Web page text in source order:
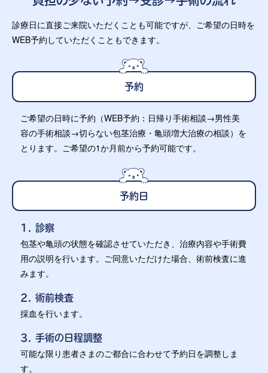
診療日に直接ご来院いただくことも可能ですが、ご希望の日時を
WEB予約していただくこともできます。
予約
ご希望の日時に予約（WEB予約：日帰り手術相談→男性美
容の手術相談→切らない包茎治療・亀頭増大治療の相談）を
とります。ご希望の1か月前から予約可能です。
予約日
1. 診察
包茎や亀頭の状態を確認させていただき、治療内容や手術費
用の説明を行います。ご同意いただけた場合、術前検査に進
みます。
2. 術前検査
採血を行います。
3. 手術の日程調整
可能な限り患者さまのご都合に合わせて予約日を調整しま
す。